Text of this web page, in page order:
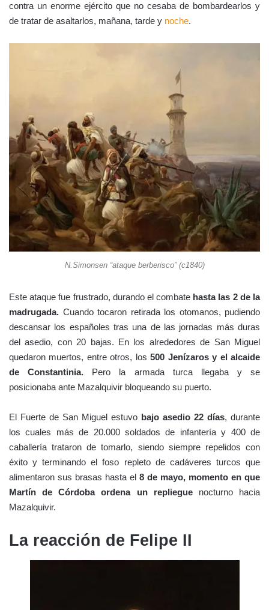
contra un enorme ejército que no cesaba de bombardearlos y
de tratar de asaltarlos, mañana, tarde y noche.
N.Simonsen “ataque berberisco” (c1840)
Este ataque fue frustrado, durando el combate hasta las 2 de la
madrugada. Cuando tocaron retirada los otomanos, pudiendo
descansar los españoles tras una de las jornadas más duras
del asedio, con 20 bajas. En los alrededores de San Miguel
quedaron muertos, entre otros, los500 Jenízaros y el alcaide
de Constantinia. Pero la armada turca llegaba y se
posicionaba ante Mazalquivir bloqueando su puerto.
El Fuerte de San Miguel estuvo bajo asedio 22 días, durante
los cuales más de 20.000 soldados de infantería y 400 de
caballería trataron de tomarlo, siendo siempre repelidos con
éxito y terminando el foso repleto de cadáveres turcos que
alimentaron sus brasas hasta el 8 de mayo, momento en que
Martín de Córdoba ordena un replieguenocturno hacia
Mazalquivir.
La reacción de Felipe II